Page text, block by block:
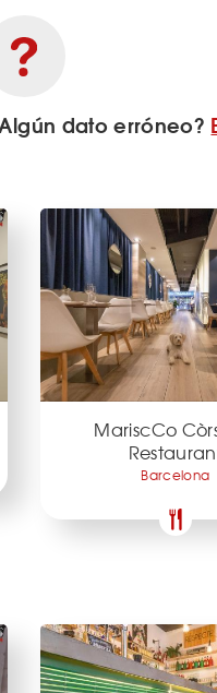
dato erróneo?
MariscCo
Barcelona